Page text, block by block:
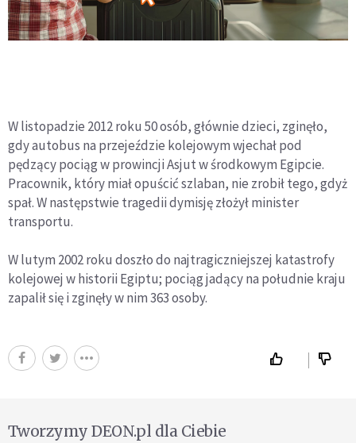
W listopadzie 2012 roku 50 osób, głównie dzieci, zginęło,
gdy autobus na przejeździe kolejowym wjechał pod
pędzący pociąg w prowincji Asjut w środkowym Egipcie.
Pracownik, który miał opuścić szlaban, nie zrobił tego, gdyż
spał. W następstwie tragedii dymisję złożył minister
transportu.
W lutym 2002 roku doszło do najtragiczniejszej katastrofy
kolejowej w historii Egiptu; pociąg jadący na południe kraju
zapalił się i zginęły w nim 363 osoby.
Tworzymy DEON.pl dla Ciebie